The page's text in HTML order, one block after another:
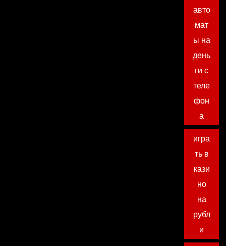
авто
мат
ы на
день
ги с
теле
фон
а
игра
ть в
кази
но
на
рубл
и